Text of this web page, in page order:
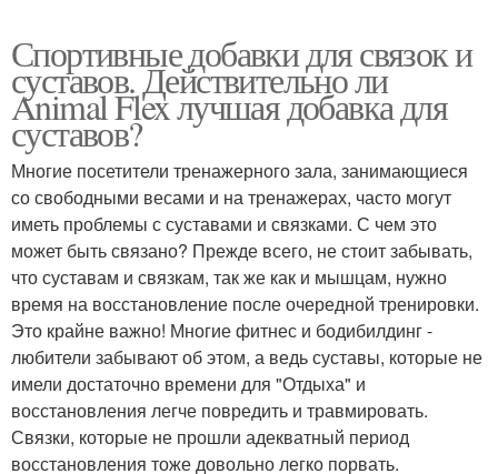
Спортивные добавки для связок и
суставов. Действительно ли
Animal Flex лучшая добавка для
суставов?
Многие посетители тренажерного зала, занимающиеся
со свободными весами и на тренажерах, часто могут
иметь проблемы с суставами и связками. С чем это
может быть связано? Прежде всего, не стоит забывать,
что суставам и связкам, так же как и мышцам, нужно
время на восстановление после очередной тренировки.
Это крайне важно! Многие фитнес и бодибилдинг -
любители забывают об этом, а ведь суставы, которые не
имели достаточно времени для "Отдыха" и
восстановления легче повредить и травмировать.
Связки, которые не прошли адекватный период
восстановления тоже довольно легко порвать.